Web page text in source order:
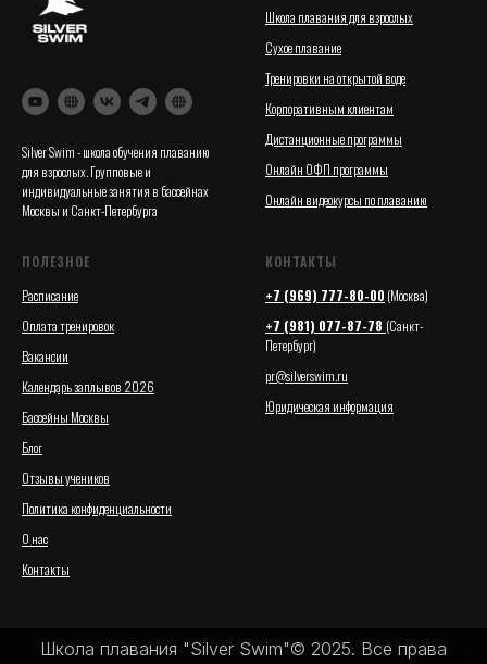
Silver Swim - школа обучения плаванию
для взрослых. Групповые и
индивидуальные занятия в бассейнах
Москвы и Санкт-Петербурга
Школа плавания для взрослых
Сухое плавание
Тренировки на открытой воде
Корпоративным клиентам
Дистанционные программы
Онлайн ОФП программы
Онлайн видеокурсы по плаванию
ПОЛЕЗНОЕ
Расписание
Оплата тренировок
Вакансии
Календарь заплывов 2026
Бассейны Москвы
Блог
Отзывы учеников
Политика конфиденциальности
О нас
Контакты
КОНТАКТЫ
+7 (969) 777-80-00 (Москва)
+7 (981) 077-87-78 (Санкт-
Петербург)
pr@silverswim.ru
Юридическая информация
Школа плавания "Silver Swim"© 2025. Все права